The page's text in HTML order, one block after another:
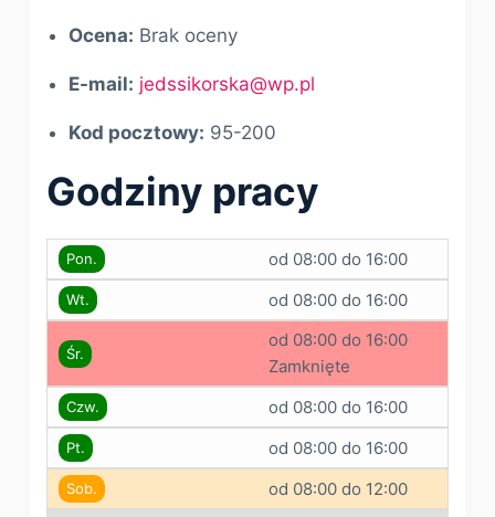
Ocena: Brak oceny
E-mail: jedssikorska@wp.pl
Kod pocztowy: 95-200
Godziny pracy
Pon. od 08:00 do 16:00
Wt. od 08:00 do 16:00
Śr.
od 08:00 do 16:00
Zamknięte
Czw. od 08:00 do 16:00
Pt. od 08:00 do 16:00
Sob. od 08:00 do 12:00